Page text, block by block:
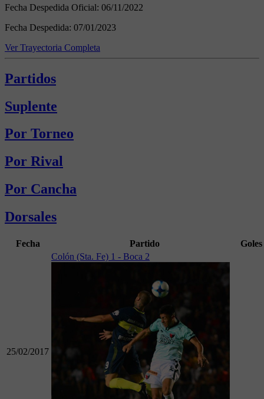
Fecha Despedida Oficial: 06/11/2022
Fecha Despedida: 07/01/2023
Ver Trayectoria Completa
Partidos
Suplente
Por Torneo
Por Rival
Por Cancha
Dorsales
Fecha Partido Goles
25/02/2017
Colón (Sta. Fe) 1 - Boca 2